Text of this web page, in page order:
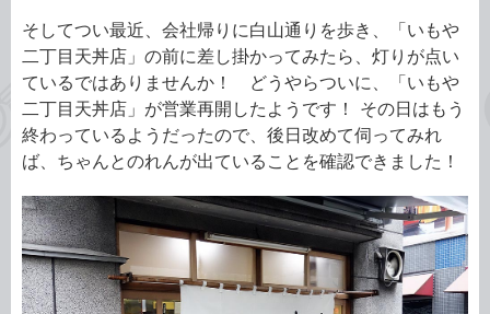
そしてつい最近、会社帰りに白山通りを歩き、「いもや
二丁目天丼店」の前に差し掛かってみたら、灯りが点い
ているではありませんか！ どうやらついに、「いもや
二丁目天丼店」が営業再開したようです！ その日はもう
終わっているようだったので、後日改めて伺ってみれ
ば、ちゃんとのれんが出ていることを確認できました！